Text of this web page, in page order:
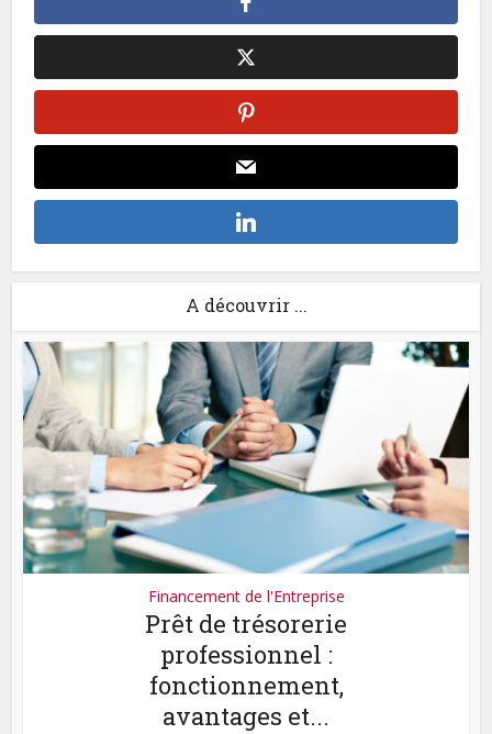
A découvrir ...
Financement de l'Entreprise
Prêt de trésorerie
professionnel :
fonctionnement,
avantages et...